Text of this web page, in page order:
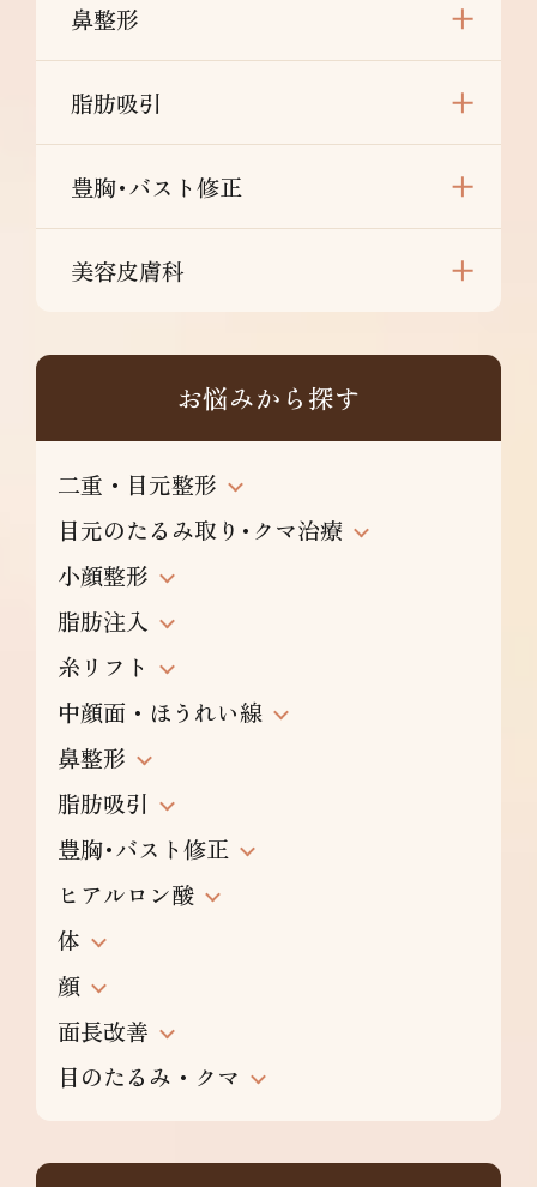
鼻整形
脂肪吸引
豊胸･バスト修正
美容皮膚科
お悩みから探す
二重・目元整形
目元のたるみ取り･クマ治療
小顔整形
脂肪注入
糸リフト
中顔面・ほうれい線
鼻整形
脂肪吸引
豊胸･バスト修正
ヒアルロン酸
体
顔
面長改善
目のたるみ・クマ